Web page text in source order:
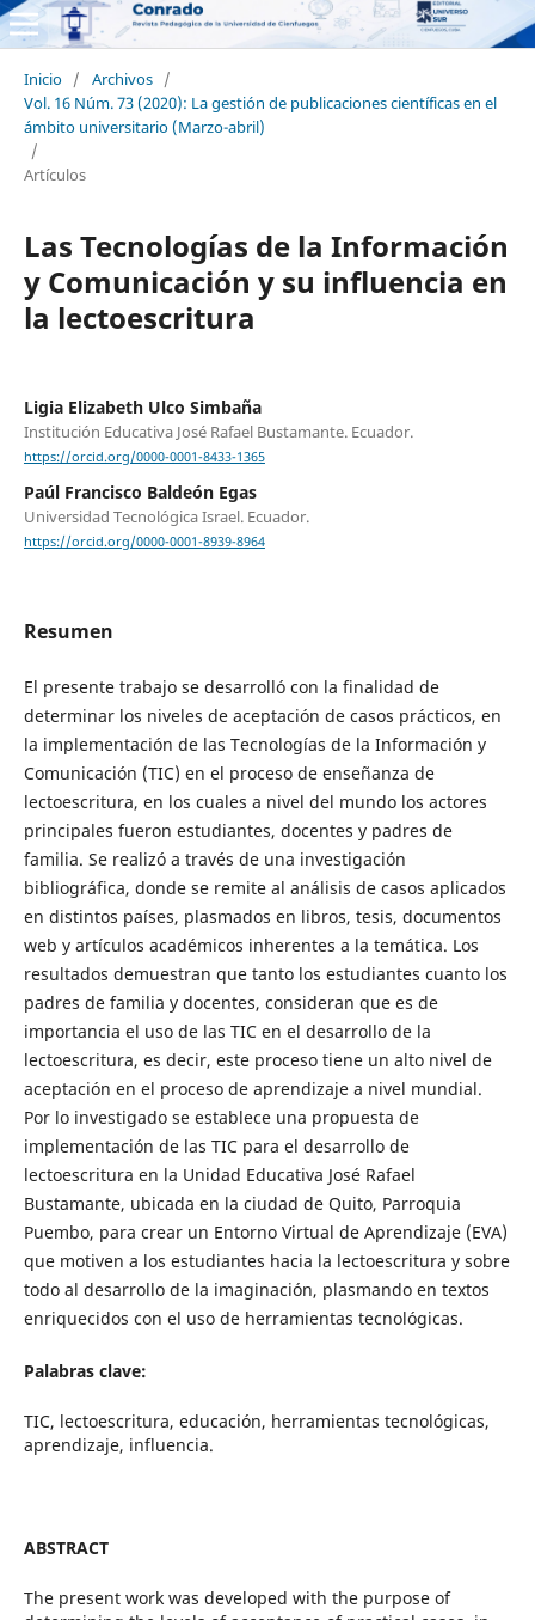
Inicio / Archivos /
Vol. 16 Núm. 73 (2020): La gestión de publicaciones científicas en el
ámbito universitario (Marzo-abril)
/
Artículos
Las Tecnologías de la Información
y Comunicación y su influencia en
la lectoescritura
Ligia Elizabeth Ulco Simbaña
Institución Educativa José Rafael Bustamante. Ecuador.
https://orcid.org/0000-0001-8433-1365
Paúl Francisco Baldeón Egas
Universidad Tecnológica Israel. Ecuador.
https://orcid.org/0000-0001-8939-8964
Resumen
El presente trabajo se desarrolló con la finalidad de
determinar los niveles de aceptación de casos prácticos, en
la implementación de las Tecnologías de la Información y
Comunicación (TIC) en el proceso de enseñanza de
lectoescritura, en los cuales a nivel del mundo los actores
principales fueron estudiantes, docentes y padres de
familia. Se realizó a través de una investigación
bibliográfica, donde se remite al análisis de casos aplicados
en distintos países, plasmados en libros, tesis, documentos
web y artículos académicos inherentes a la temática. Los
resultados demuestran que tanto los estudiantes cuanto los
padres de familia y docentes, consideran que es de
importancia el uso de las TIC en el desarrollo de la
lectoescritura, es decir, este proceso tiene un alto nivel de
aceptación en el proceso de aprendizaje a nivel mundial.
Por lo investigado se establece una propuesta de
implementación de las TIC para el desarrollo de
lectoescritura en la Unidad Educativa José Rafael
Bustamante, ubicada en la ciudad de Quito, Parroquia
Puembo, para crear un Entorno Virtual de Aprendizaje (EVA)
que motiven a los estudiantes hacia la lectoescritura y sobre
todo al desarrollo de la imaginación, plasmando en textos
enriquecidos con el uso de herramientas tecnológicas.
Palabras clave:
TIC, lectoescritura, educación, herramientas tecnológicas,
aprendizaje, influencia.
ABSTRACT
The present work was developed with the purpose of